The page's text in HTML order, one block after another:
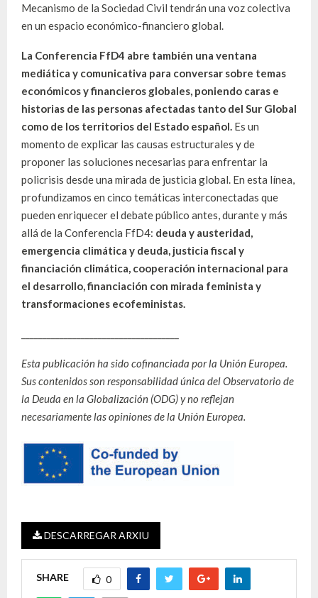
Mecanismo de la Sociedad Civil tendrán una voz colectiva
en un espacio económico-financiero global.
La Conferencia FfD4 abre también una ventana
mediática y comunicativa para conversar sobre temas
económicos y financieros globales, poniendo caras e
historias de las personas afectadas tanto del Sur Global
como de los territorios del Estado español. Es un
momento de explicar las causas estructurales y de
proponer las soluciones necesarias para enfrentar la
policrisis desde una mirada de justicia global. En esta línea,
profundizamos en cinco temáticas interconectadas que
pueden enriquecer el debate público antes, durante y más
allá de la Conferencia FfD4: deuda y austeridad,
emergencia climática y deuda, justicia fiscal y
financiación climática, cooperación internacional para
el desarrollo, financiación con mirada feminista y
transformaciones ecofeministas.
Esta publicación ha sido cofinanciada por la Unión Europea.
Sus contenidos son responsabilidad única del Observatorio de
la Deuda en la Globalización (ODG) y no reflejan
necesariamente las opiniones de la Unión Europea.
DESCARREGAR ARXIU
SHARE 0